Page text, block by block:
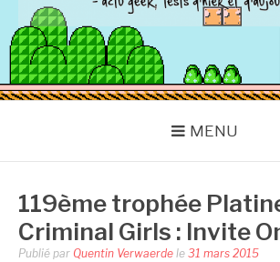
BAND OF
Actu Geek d'hier et d'aujourd'hui
MENU
119ème trophée
Criminal Girls : Invite
Publié par Quentin Verwaerde le 31 mars 2015